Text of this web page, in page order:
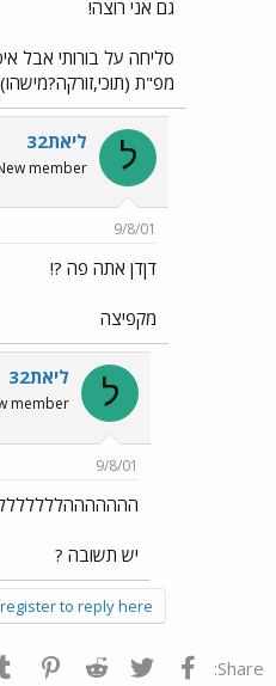
גם אני רוצה!
סליחה על בורותי אבל
מפ"ת
ל ליאת32
member
9/8/01
דןדן אתה פה ?!
מקפיצה
ל ליאת32
member
9/8/01
יש תשובה ?
to reply here.
Share: פייסבוק Twitter
Reddit